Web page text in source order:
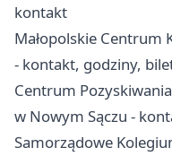
kontakt
Małopolskie Centrum
- kontakt, godziny,
Centrum
w Nowym Sączu -
Samorządowe